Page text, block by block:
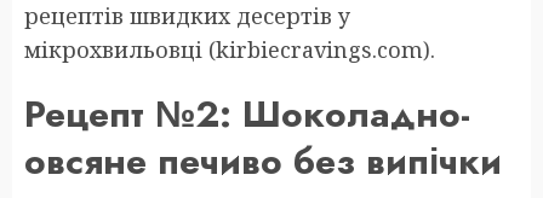
рецептів швидких десертів у
мікрохвильовці (kirbiecravings.com).
Рецепт №2: Шоколадно-
овсяне печиво без випічки